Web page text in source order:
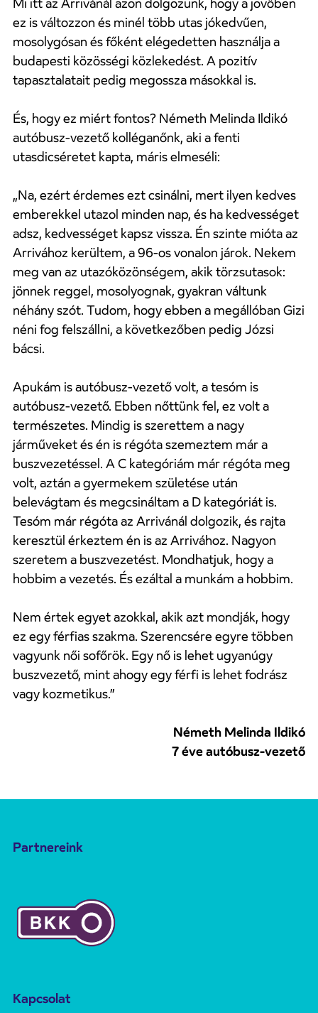
ez is változzon és minél több utas jókedvűen,
mosolygósan és főként elégedetten használja a
budapesti közösségi közlekedést. A pozitív
tapasztalatait pedig megossza másokkal is.
És, hogy ez miért fontos? Németh Melinda Ildikó
autóbusz-vezető kolléganőnk, aki a fenti
utasdicséretet kapta, máris elmeséli:
„Na, ezért érdemes ezt csinálni, mert ilyen kedves
emberekkel utazol minden nap, és ha kedvességet
adsz, kedvességet kapsz vissza. Én szinte mióta az
Arrivához kerültem, a 96-os vonalon járok. Nekem
meg van az utazóközönségem, akik törzsutasok:
jönnek reggel, mosolyognak, gyakran váltunk
néhány szót. Tudom, hogy ebben a megállóban Gizi
néni fog felszállni, a következőben pedig Józsi
bácsi.
Apukám is autóbusz-vezető volt, a tesóm is
autóbusz-vezető. Ebben nőttünk fel, ez volt a
természetes. Mindig is szerettem a nagy
járműveket és én is régóta szemeztem már a
buszvezetéssel. A C kategóriám már régóta meg
volt, aztán a gyermekem születése után
belevágtam és megcsináltam a D kategóriát is.
Tesóm már régóta az Arrivánál dolgozik, és rajta
keresztül érkeztem én is az Arrivához. Nagyon
szeretem a buszvezetést. Mondhatjuk, hogy a
hobbim a vezetés. És ezáltal a munkám a hobbim.
Nem értek egyet azokkal, akik azt mondják, hogy
ez egy férfias szakma. Szerencsére egyre többen
vagyunk női sofőrök. Egy nő is lehet ugyanúgy
buszvezető, mint ahogy egy férfi is lehet fodrász
vagy kozmetikus.”
Németh Melinda Ildikó
7 éve autóbusz-vezető
Partnereink
Kapcsolat